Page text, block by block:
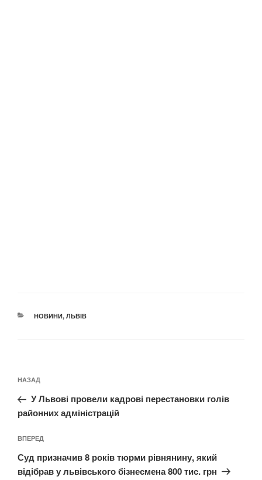
КАТЕГОРІЇ
НОВИНИ, ЛЬВІВ
записів
Попередній
запис:
НАЗАД
У Львові провели кадрові перестановки голів
районних адміністрацій
Наступний
запис
ВПЕРЕД
Суд призначив 8 років тюрми рівнянину, який
відібрав у львівського бізнесмена 800 тис. грн